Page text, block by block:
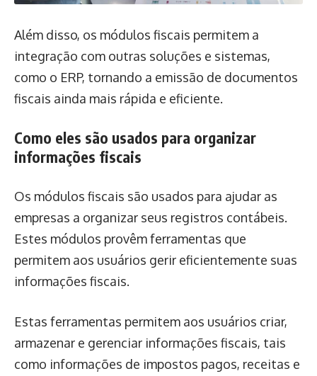
Além disso, os módulos fiscais permitem a
integração com outras soluções e sistemas,
como o ERP, tornando a emissão de documentos
fiscais ainda mais rápida e eficiente.
Como eles são usados para organizar
informações fiscais
Os módulos fiscais são usados para ajudar as
empresas a organizar seus registros contábeis.
Estes módulos provêm ferramentas que
permitem aos usuários gerir eficientemente suas
informações fiscais.
Estas ferramentas permitem aos usuários criar,
armazenar e gerenciar informações fiscais, tais
como informações de impostos pagos, receitas e